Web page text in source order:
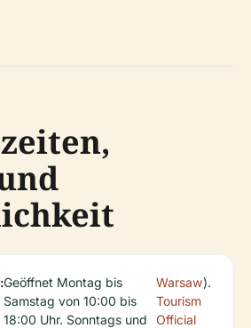
Geöffnet Montag bis
Samstag von 10:00 bis
18:00 Uhr. Sonntags und
Warsaw
Tourism
Official
).